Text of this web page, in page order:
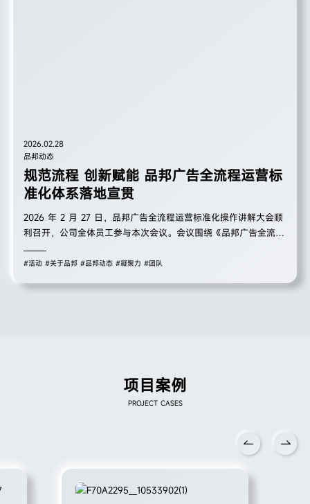
2026.02.28
品邦动态
规范流程 创新赋能 品邦广告全流程运营标
准化体系落地宣贯
2026 年 2 月 27 日，品邦广告全流程运营标准化操作讲解大会顺
利召开，公司全体员工参与本次会议。会议围绕《品邦广告全流程
运营标准化操作白皮书（试运行版）》展开全方位、深层次解读，
明确各业务环节标准与责任，同时结合实际运营工作分享经验、规
#活动 #关于品邦 #品邦动态 #凝聚力 #团队
项目案例
PROJECT CASES